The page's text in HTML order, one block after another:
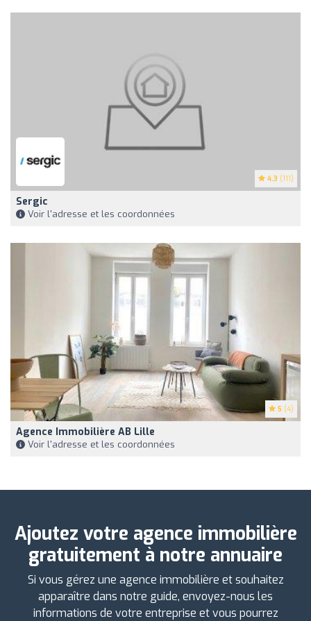
4.3 (111)
Sergic
Voir l'adresse et les coordonnées
5 (4)
Agence Immobilière AB Lille
Voir l'adresse et les coordonnées
Ajoutez votre agence immobilière
gratuitement à notre annuaire
Si vous gérez une agence immobilière et souhaitez
apparaître dans notre guide, envoyez-nous les
informations de votre entreprise et vous pourrez